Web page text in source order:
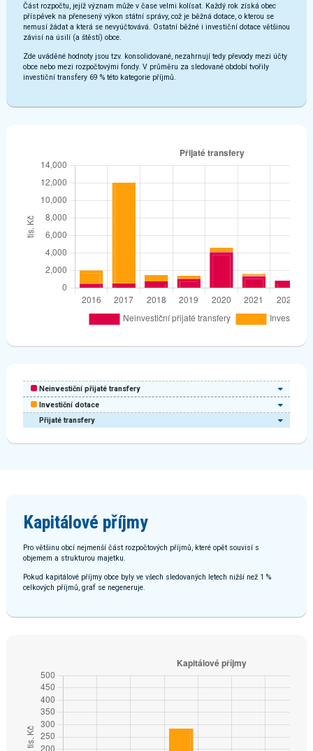
Část rozpočtu, jejíž význam může v čase velmi kolísat. Každý rok získá obec
příspěvek na přenesený výkon státní správy, což je běžná dotace, o kterou se
nemusí žádat a která se nevyúčtovává. Ostatní běžné i investiční dotace většinou
závisí na úsilí (a štěstí) obce.
Zde uváděné hodnoty jsou tzv. konsolidované, nezahrnují tedy převody mezi účty
obce nebo mezi rozpočtovými fondy. V průměru za sledované období tvořily
investiční transfery 69 % této kategorie příjmů.
Přijaté transfery
Neinvestiční přijaté transfery
Investiční dotace
Kapitálové příjmy
Pro většinu obcí nejmenší část rozpočtových příjmů, které opět souvisí s
objemem a strukturou majetku.
Pokud kapitálové příjmy obce byly ve všech sledovaných letech nižší než 1 %
celkových příjmů, graf se negeneruje.